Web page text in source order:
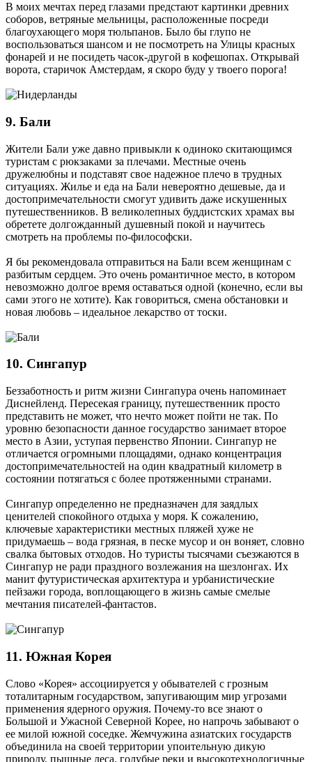
В моих мечтах перед глазами предстают картинки древних
соборов, ветряные мельницы, расположенные посреди
благоухающего моря тюльпанов. Было бы глупо не
воспользоваться шансом и не посмотреть на Улицы красных
фонарей и не посидеть часок-другой в кофешопах. Открывай
ворота, старичок Амстердам, я скоро буду у твоего порога!
9. Бали
Жители Бали уже давно привыкли к одиноко скитающимся
туристам с рюкзаками за плечами. Местные очень
дружелюбны и подставят свое надежное плечо в трудных
ситуациях. Жилье и еда на Бали невероятно дешевые, да и
достопримечательности смогут удивить даже искушенных
путешественников. В великолепных буддистских храмах вы
обретете долгожданный душевный покой и научитесь
смотреть на проблемы по-философски.
Я бы рекомендовала отправиться на Бали всем женщинам с
разбитым сердцем. Это очень романтичное место, в котором
невозможно долгое время оставаться одной (конечно, если вы
сами этого не хотите). Как говориться, смена обстановки и
новая любовь – идеальное лекарство от тоски.
10. Сингапур
Беззаботность и ритм жизни Сингапура очень напоминает
Диснейленд. Пересекая границу, путешественник просто
представить не может, что нечто может пойти не так. По
уровню безопасности данное государство занимает второе
место в Азии, уступая первенство Японии. Сингапур не
отличается огромными площадями, однако концентрация
достопримечательностей на один квадратный километр в
состоянии потягаться с более протяженными странами.
Сингапур определенно не предназначен для заядлых
ценителей спокойного отдыха у моря. К сожалению,
ключевые характеристики местных пляжей хуже не
придумаешь – вода грязная, в песке мусор и он воняет, словно
свалка бытовых отходов. Но туристы тысячами съезжаются в
Сингапур не ради праздного возлежания на шезлонгах. Их
манит футуристическая архитектура и урбанистические
пейзажи города, воплощающего в жизнь самые смелые
мечтания писателей-фантастов.
11. Южная Корея
Слово «Корея» ассоциируется у обывателей с грозным
тоталитарным государством, запугивающим мир угрозами
применения ядерного оружия. Почему-то все знают о
Большой и Ужасной Северной Корее, но напрочь забывают о
ее милой южной соседке. Жемчужина азиатских государств
объединила на своей территории упоительную дикую
природу, пышные леса, голубые реки и высокотехнологичные